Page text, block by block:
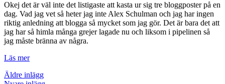
Okej det är väl inte det listigaste att kasta ur sig tre bloggposter på en
dag. Vad jag vet så heter jag inte Alex Schulman och jag har ingen
riktig anledning att blogga så mycket som jag gör. Det är bara det att
jag har så himla många grejer lagade nu och liksom i pipelinen så
jag måste bränna av några.
Läs mer”Nachos
kryddig
Inläggsnavigering
Äldre inlägg